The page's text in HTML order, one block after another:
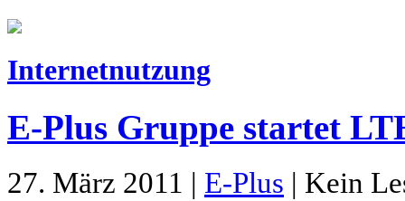
Internetnutzung
E-Plus Gruppe startet
27. März 2011 | E-Plus | Kein